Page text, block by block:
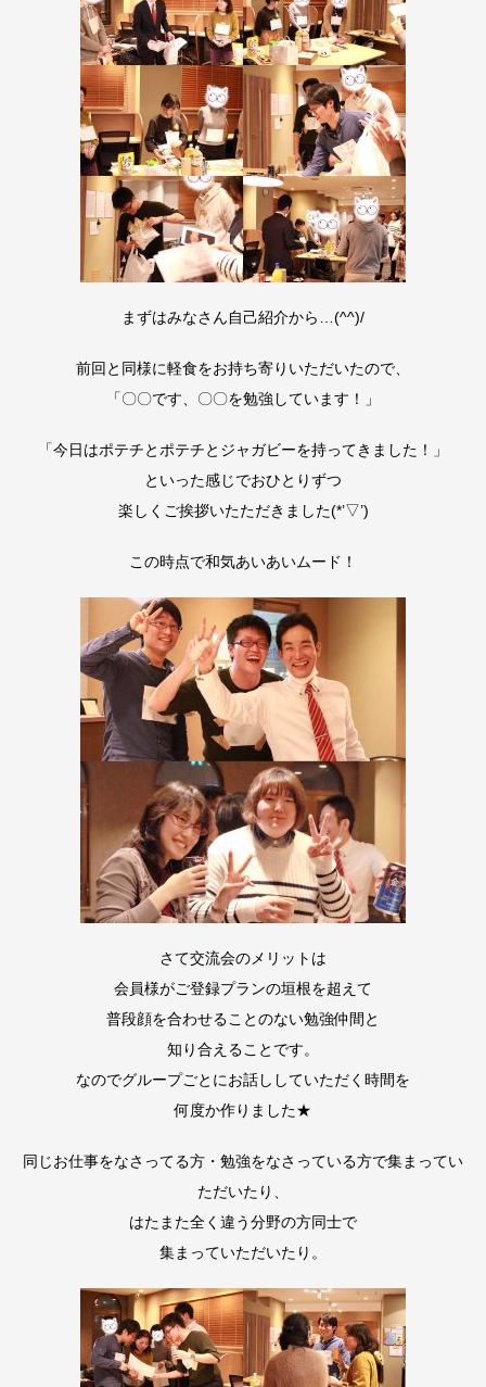
まずはみなさん自己紹介から…(^^)/
前回と同様に軽食をお持ち寄りいただいたので、
「〇〇です、〇〇を勉強しています！」
「今日はポテチとポテチとジャガビーを持ってきました！」
といった感じでおひとりずつ
楽しくご挨拶いたただきました(*’▽’)
この時点で和気あいあいムード！
さて交流会のメリットは
会員様がご登録プランの垣根を超えて
普段顔を合わせることのない勉強仲間と
知り合えることです。
なのでグループごとにお話ししていただく時間を
何度か作りました★
同じお仕事をなさってる方・勉強をなさっている方で集まってい
ただいたり、
はたまた全く違う分野の方同士で
集まっていただいたり。